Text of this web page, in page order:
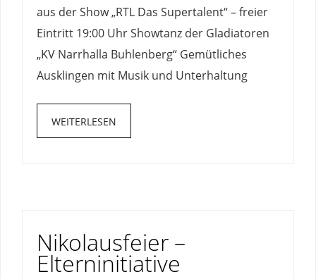
aus der Show „RTL Das Supertalent“ – freier
Eintritt 19:00 Uhr Showtanz der Gladiatoren
„KV Narrhalla Buhlenberg“ Gemütliches
Ausklingen mit Musik und Unterhaltung
WEITERLESEN
Nikolausfeier –
Elterninitiative